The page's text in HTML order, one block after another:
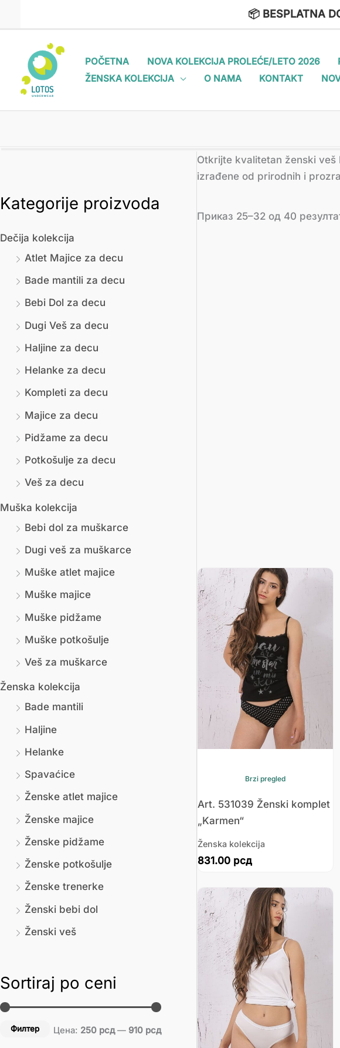
📦 BESPLATNA
POČETNA NOVA KOLEKCIJA PROLEĆE/LETO 2026
ŽENSKA KOLEKCIJA
O NAMA KONTAKT
Kategorije proizvoda
Dečija kolekcija
Atlet Majice za decu
Bade mantili za decu
Bebi Dol za decu
Dugi Veš za decu
Haljine za decu
Helanke za decu
Kompleti za decu
Majice za decu
Pidžame za decu
Potkošulje za decu
Veš za decu
Muška kolekcija
Bebi dol za muškarce
Dugi veš za muškarce
Muške atlet majice
Muške majice
Muške pidžame
Muške potkošulje
Veš za muškarce
Ženska kolekcija
Bade mantili
Haljine
Helanke
Spavaćice
Ženske atlet majice
Ženske majice
Ženske pidžame
Ženske potkošulje
Ženske trenerke
Ženski bebi dol
Ženski veš
Sortiraj po ceni
Филтер Цена: 250 рсд— 910 рсд
Otkrijte kvalitetan ženski veš
izrađene od prirodnih i
Приказ 25–32 од 40
Brzi pregled
Art. 531039 Ženski komplet
„Karmen“
Ženska kolekcija
831.00 рсд